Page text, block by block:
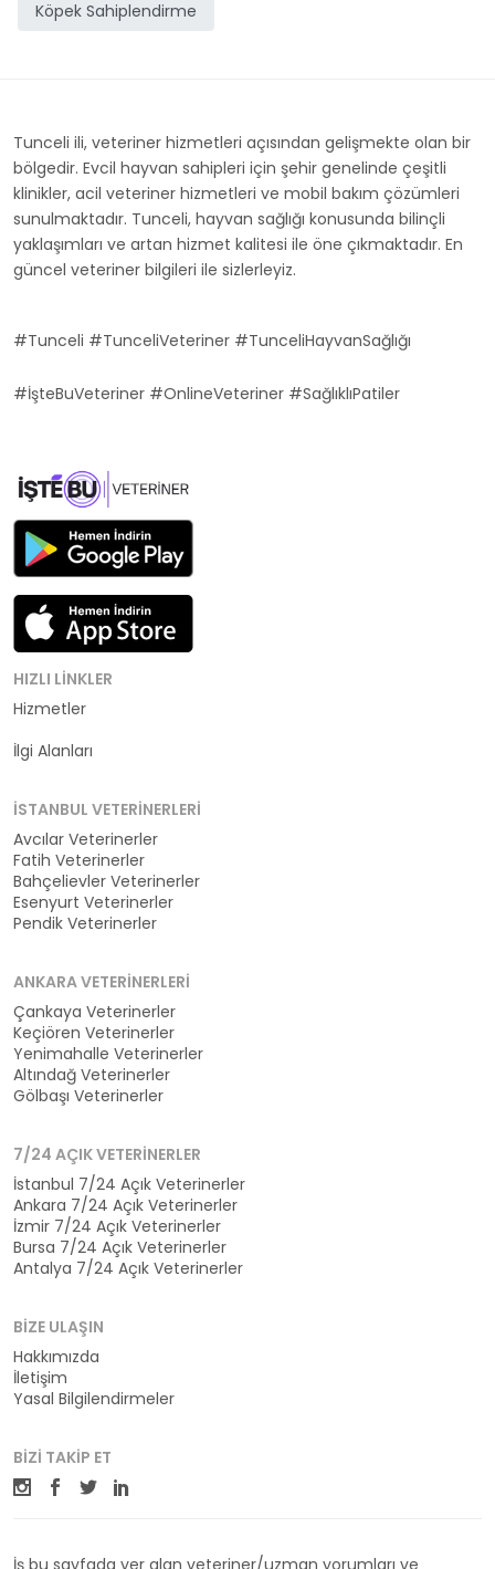
Köpek Sahiplendirme
Tunceli ili, veteriner hizmetleri açısından gelişmekte olan bir
bölgedir. Evcil hayvan sahipleri için şehir genelinde çeşitli
klinikler, acil veteriner hizmetleri ve mobil bakım çözümleri
sunulmaktadır. Tunceli, hayvan sağlığı konusunda bilinçli
yaklaşımları ve artan hizmet kalitesi ile öne çıkmaktadır. En
güncel veteriner bilgileri ile sizlerleyiz.
#Tunceli #TunceliVeteriner #TunceliHayvanSağlığı
#İşteBuVeteriner #OnlineVeteriner #SağlıklıPatiler
HIZLI LINKLER
Hizmetler
İlgi Alanları
İSTANBUL VETERINERLERI
Avcılar Veterinerler
Fatih Veterinerler
Bahçelievler Veterinerler
Esenyurt Veterinerler
Pendik Veterinerler
ANKARA VETERINERLERI
Çankaya Veterinerler
Keçiören Veterinerler
Yenimahalle Veterinerler
Altındağ Veterinerler
Gölbaşı Veterinerler
7/24 AÇIK VETERINERLER
İstanbul 7/24 Açık Veterinerler
Ankara 7/24 Açık Veterinerler
İzmir 7/24 Açık Veterinerler
Bursa 7/24 Açık Veterinerler
Antalya 7/24 Açık Veterinerler
BIZE ULAŞIN
Hakkımızda
İletişim
Yasal Bilgilendirmeler
BIZI TAKIP ET